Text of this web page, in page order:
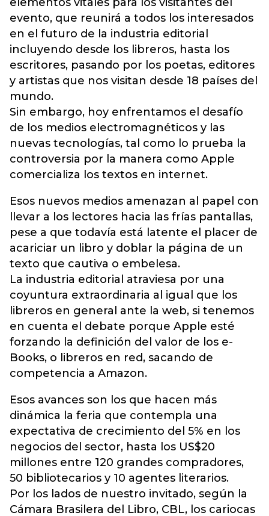
evento, que reunirá a todos los interesados
en el futuro de la industria editorial
incluyendo desde los libreros, hasta los
escritores, pasando por los poetas, editores
y artistas que nos visitan desde 18 países del
mundo.
Sin embargo, hoy enfrentamos el desafío
de los medios electromagnéticos y las
nuevas tecnologías, tal como lo prueba la
controversia por la manera como Apple
comercializa los textos en internet.
Esos nuevos medios amenazan al papel con
llevar a los lectores hacia las frías pantallas,
pese a que todavía está latente el placer de
acariciar un libro y doblar la página de un
texto que cautiva o embelesa.
La industria editorial atraviesa por una
coyuntura extraordinaria al igual que los
libreros en general ante la web, si tenemos
en cuenta el debate porque Apple esté
forzando la definición del valor de los e-
Books, o libreros en red, sacando de
competencia a Amazon.
Esos avances son los que hacen más
dinámica la feria que contempla una
expectativa de crecimiento del 5% en los
negocios del sector, hasta los US$20
millones entre 120 grandes compradores,
50 bibliotecarios y 10 agentes literarios.
Por los lados de nuestro invitado, según la
Cámara Brasilera del Libro, CBL, los cariocas